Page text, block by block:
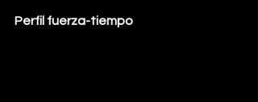
Perfil fuerza-tiempo